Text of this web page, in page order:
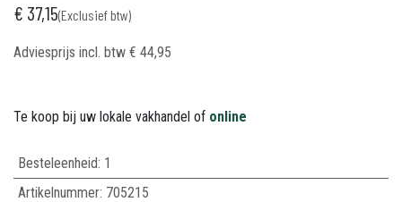
€ 37,15(Exclusief btw)
Adviesprijs incl. btw € 44,95
Te koop bij uw lokale vakhandel of online
Besteleenheid: 1
Artikelnummer: 705215